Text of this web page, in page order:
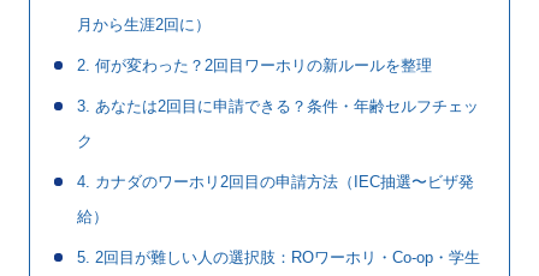
月から生涯2回に）
2. 何が変わった？2回目ワーホリの新ルールを整理
3. あなたは2回目に申請できる？条件・年齢セルフチェッ
ク
4. カナダのワーホリ2回目の申請方法（IEC抽選〜ビザ発
給）
5. 2回目が難しい人の選択肢：ROワーホリ・Co-op・学生